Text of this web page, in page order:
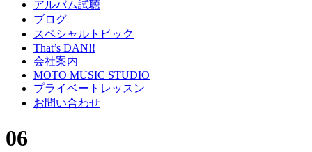
アルバム試聴
ブログ
スペシャルトピック
That’s DAN!!
会社案内
MOTO MUSIC STUDIO
プライベートレッスン
お問い合わせ
06